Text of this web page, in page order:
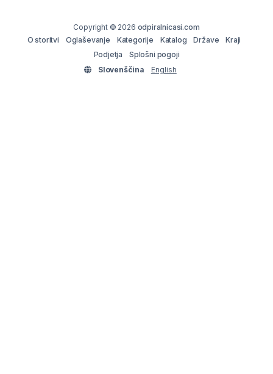
Copyright © 2026 odpiralnicasi.com
O storitvi
Oglaševanje Kategorije Katalog Države
Kraji
Podjetja
Splošni pogoji
Slovenščina
English